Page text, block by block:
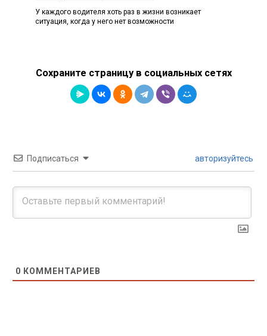
У каждого водителя хоть раз в жизни возникает
ситуация, когда у него нет возможности
Сохраните страницу в социальных сетях
Подписаться авторизуйтесь
0 КОММЕНТАРИЕВ